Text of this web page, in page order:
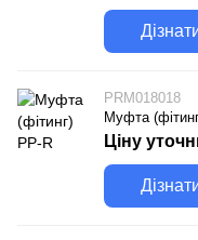
PRM018018
Муфта
Ціну